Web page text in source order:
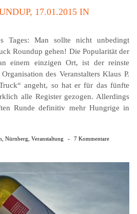
17.01.2015 IN
Tages: Man sollte nicht unbedingt
Roundup gehen! Die Popularität der
einem einzigen Ort, ist der reinste
des Veranstalters Klaus P.
angeht, so hat er für das fünfte
alle Register gezogen. Allerdings
Runde definitiv mehr Hungrige in
Nürnberg Veranstaltung - 7 Kommentare